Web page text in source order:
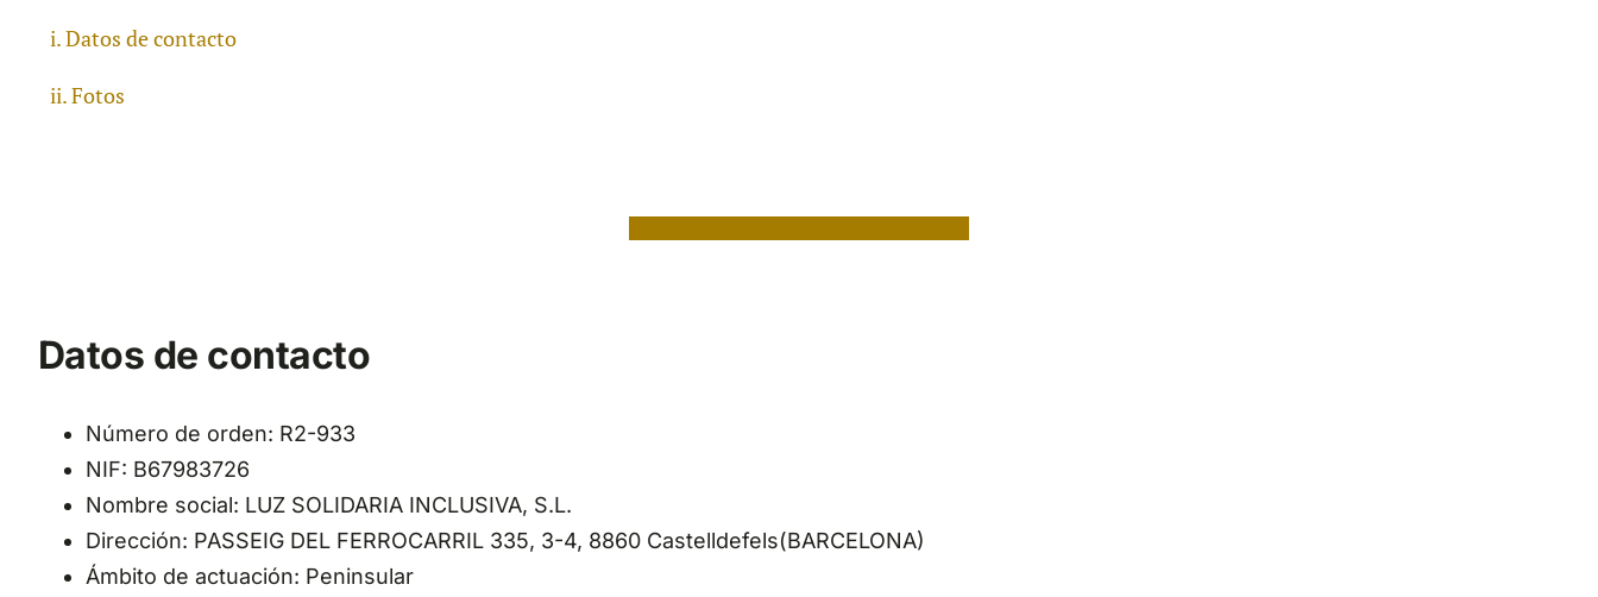
Datos de contacto
Fotos
Datos de contacto
Número de orden: R2-933
NIF: B67983726
Nombre social: LUZ SOLIDARIA INCLUSIVA, S.L.
Dirección: PASSEIG DEL FERROCARRIL 335, 3-4, 8860 Castelldefels(BARCELONA)
Ámbito de actuación: Peninsular